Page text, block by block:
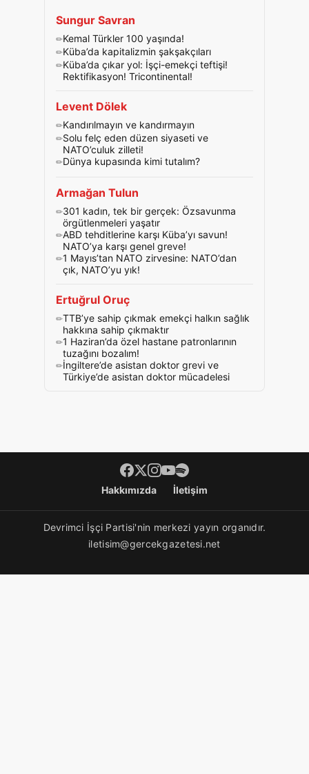
Sungur Savran
Kemal Türkler 100 yaşında!
Küba’da kapitalizmin şakşakçıları
Küba’da çıkar yol: İşçi-emekçi teftişi!
Rektifikasyon! Tricontinental!
Levent Dölek
Kandırılmayın ve kandırmayın
Solu felç eden düzen siyaseti ve
NATO’culuk zilleti!
Dünya kupasında kimi tutalım?
Armağan Tulun
301 kadın, tek bir gerçek: Özsavunma
örgütlenmeleri yaşatır
ABD tehditlerine karşı Küba’yı savun!
NATO’ya karşı genel greve!
1 Mayıs’tan NATO zirvesine: NATO’dan
çık, NATO’yu yık!
Ertuğrul Oruç
TTB’ye sahip çıkmak emekçi halkın sağlık
hakkına sahip çıkmaktır
1 Haziran’da özel hastane patronlarının
tuzağını bozalım!
İngiltere’de asistan doktor grevi ve
Türkiye’de asistan doktor mücadelesi
Footer menüHakkımızda İletişim
Devrimci İşçi Partisi'nin merkezi yayın organıdır.
iletisim@gercekgazetesi.net